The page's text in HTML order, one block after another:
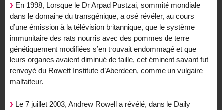
En 1998, Lorsque le Dr Arpad Pustzai, sommité mondiale
dans le domaine du transgénique, a osé révéler, au cours
d’une émission à la télévision britannique, que le système
immunitaire des rats nourris avec des pommes de terre
génétiquement modifiées s’en trouvait endommagé et que
leurs organes avaient diminué de taille, cet éminent savant fut
renvoyé du Rowett Institute d’Aberdeen, comme un vulgaire
malfaiteur.
Le 7 juillet 2003, Andrew Rowell a révélé, dans le Daily